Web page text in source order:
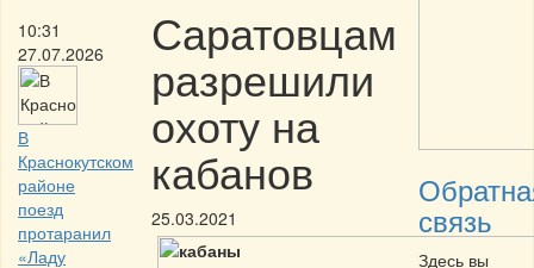
10:31
27.07.2026
В
Краснокутском
районе
поезд
протаранил
«Ладу
Саратовцам
разрешили
охоту на
кабанов
25.03.2021 связь
Здесь вы